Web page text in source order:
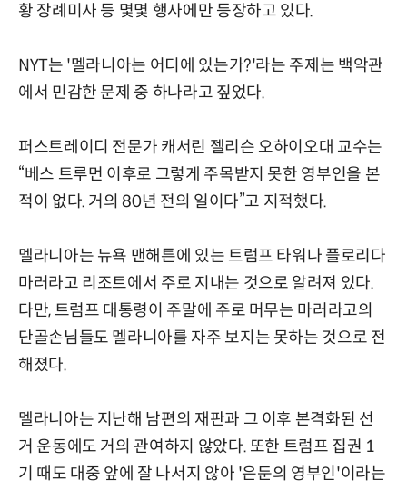
황 장례미사 등 몇몇 행사에만 등장하고 있다.
NYT는 '멜라니아는 어디에 있는가?'라는 주제는 백악관
에서 민감한 문제 중 하나라고 짚었다.
퍼스트레이디 전문가 캐서린 젤리슨 오하이오대 교수는
“베스 트루먼 이후로 그렇게 주목받지 못한 영부인을 본
적이 없다. 거의 80년 전의 일이다”고 지적했다.
멜라니아는 뉴욕 맨해튼에 있는 트럼프 타워나 플로리다
마러라고 리조트에서 주로 지내는 것으로 알려져 있다.
다만, 트럼프 대통령이 주말에 주로 머무는 마러라고의
단골손님들도 멜라니아를 자주 보지는 못하는 것으로 전
해졌다.
멜라니아는 지난해 남편의 재판과 그 이후 본격화된 선
거 운동에도 거의 관여하지 않았다. 또한 트럼프 집권 1
기 때도 대중 앞에 잘 나서지 않아 '은둔의 영부인'이라는